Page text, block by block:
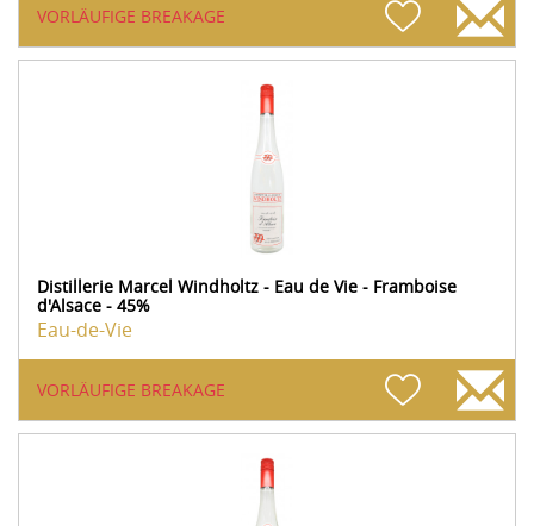
VORLÄUFIGE BREAKAGE
Distillerie Marcel Windholtz - Eau de Vie - Framboise
d'Alsace - 45%
Eau-de-Vie
VORLÄUFIGE BREAKAGE